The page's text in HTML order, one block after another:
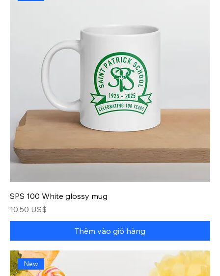
SPS 100 White glossy mug
Giá
10,50 US$
Thêm vào giỏ hàng
New